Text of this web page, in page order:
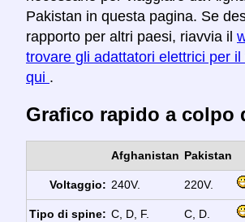
Pakistan in questa pagina. Se
rapporto per altri paesi, riavvia il
trovare gli adattatori elettrici per
qui .
Grafico rapido a colpo
Afghanistan Pakistan
Voltaggio: 240V. 220V.
Tipo di spine: C, D, F. C, D.